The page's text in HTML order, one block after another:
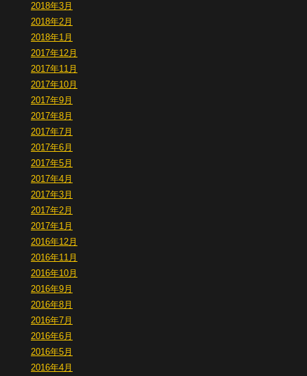
2018年3月
2018年2月
2018年1月
2017年12月
2017年11月
2017年10月
2017年9月
2017年8月
2017年7月
2017年6月
2017年5月
2017年4月
2017年3月
2017年2月
2017年1月
2016年12月
2016年11月
2016年10月
2016年9月
2016年8月
2016年7月
2016年6月
2016年5月
2016年4月